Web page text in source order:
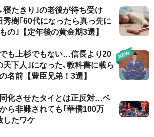
たきり｣の老後が待ち受け
樹｢60代になったら真っ先に
の｣【定年後の黄金期3選】
も上杉でもない…信長より20
天下人｣になった､教科書に載ら
名前【豊臣兄弟！3選】
化させたタイとは正反対…ベ
ら非難されても｢華僑100万
したワケ